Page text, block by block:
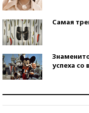
Самая
успеха со